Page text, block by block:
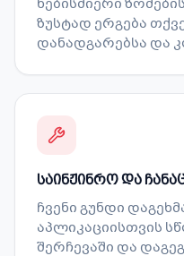
ნებისმიერი
ზუსტად ერგება
დანადგარებსა და
საინჟინრო და
ჩვენი გუნდი
აპლიკაციისთვის
შერჩევაში და